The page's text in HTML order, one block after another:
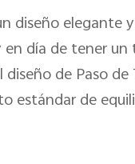
diseño
en día de tener
de Paso
estándar de